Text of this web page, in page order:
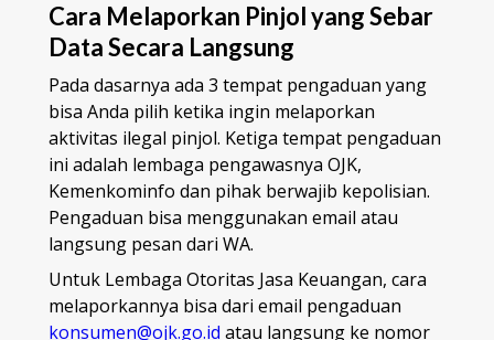
Cara Melaporkan Pinjol yang Sebar
Data Secara Langsung
Pada dasarnya ada 3 tempat pengaduan yang
bisa Anda pilih ketika ingin melaporkan
aktivitas ilegal pinjol. Ketiga tempat pengaduan
ini adalah lembaga pengawasnya OJK,
Kemenkominfo dan pihak berwajib kepolisian.
Pengaduan bisa menggunakan email atau
langsung pesan dari WA.
Untuk Lembaga Otoritas Jasa Keuangan, cara
melaporkannya bisa dari email pengaduan
konsumen@ojk.go.id atau langsung ke nomor